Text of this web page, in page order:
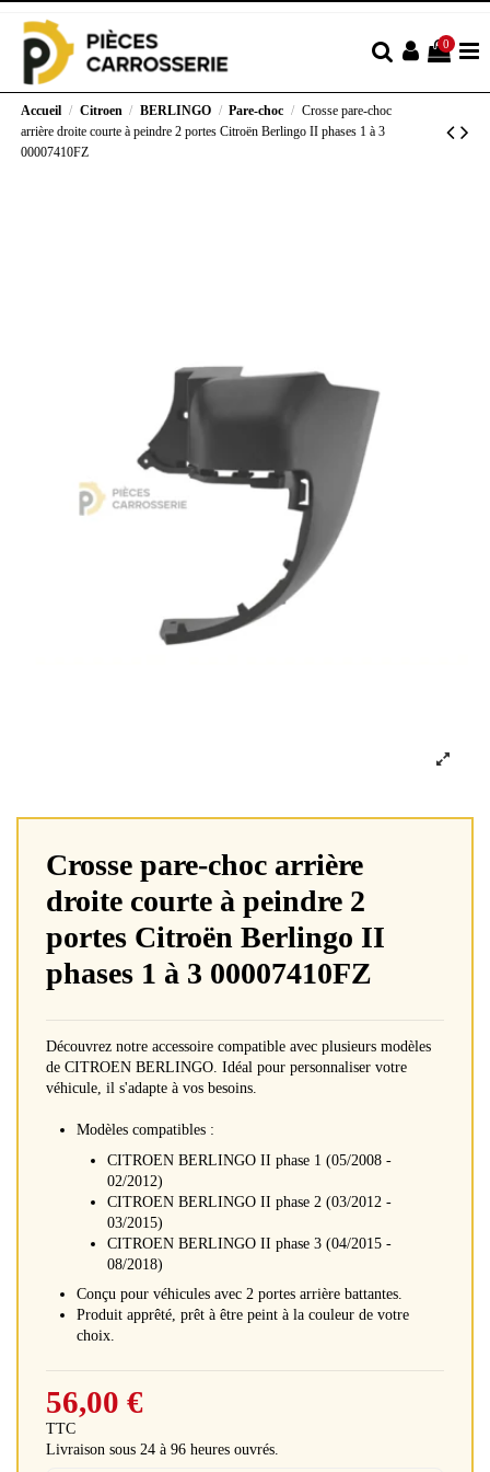
0
Accueil Citroen BERLINGO Pare-choc
Crosse pare-choc
arrière droite courte à peindre 2 portes Citroën Berlingo II phases 1 à 3
00007410FZ
Crosse pare-choc arrière
droite courte à peindre 2
portes Citroën Berlingo II
phases 1 à 3 00007410FZ
Découvrez notre accessoire compatible avec plusieurs modèles
de CITROEN BERLINGO. Idéal pour personnaliser votre
véhicule, il s'adapte à vos besoins.
Modèles compatibles :
CITROEN BERLINGO II phase 1 (05/2008 -
02/2012)
CITROEN BERLINGO II phase 2 (03/2012 -
03/2015)
CITROEN BERLINGO II phase 3 (04/2015 -
08/2018)
Conçu pour véhicules avec 2 portes arrière battantes.
Produit apprêté, prêt à être peint à la couleur de votre
choix.
56,00 €
TTC
Livraison sous 24 à 96 heures ouvrés.